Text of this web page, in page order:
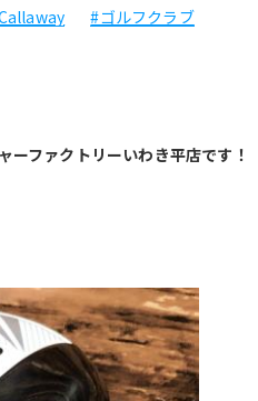
#ゴルフクラブ
ーファクトリーいわき平店です！